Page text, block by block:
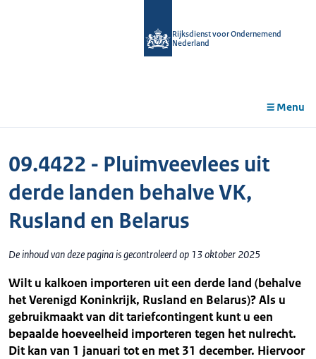
Rijksdienst voor Ondernemend
Nederland
Menu
09.4422 - Pluimveevlees uit
derde landen behalve VK,
Rusland en Belarus
De inhoud van deze pagina is gecontroleerd op 13 oktober 2025
Wilt u kalkoen importeren uit een derde land (behalve
het Verenigd Koninkrijk, Rusland en Belarus)? Als u
gebruikmaakt van dit tariefcontingent kunt u een
bepaalde hoeveelheid importeren tegen het nulrecht.
Dit kan van 1 januari tot en met 31 december. Hiervoor